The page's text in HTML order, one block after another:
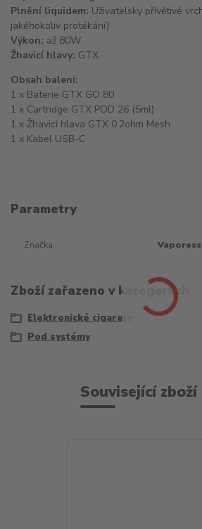
Plnění liquidem: Uživatelsky přívětivé
jakéhokoliv protékání)
Výkon: až 80W
Žhavicí hlavy: GTX
Obsah balení:
1 x Baterie GTX GO 80
1 x Cartridge GTX POD 26 (5ml)
1 x Žhavicí hlava GTX 0.2ohm Mesh
1 x Kabel USB-C
Parametry
Značka
Zboží zařazeno v kategoriích
Elektronické cigarety
Pod systémy
Související zboží